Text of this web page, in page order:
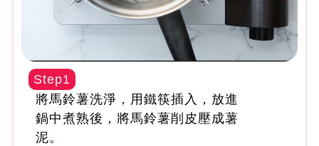
Step1
將馬鈴薯洗淨，用鐵筷插入，放進
鍋中煮熟後，將馬鈴薯削皮壓成薯
泥。